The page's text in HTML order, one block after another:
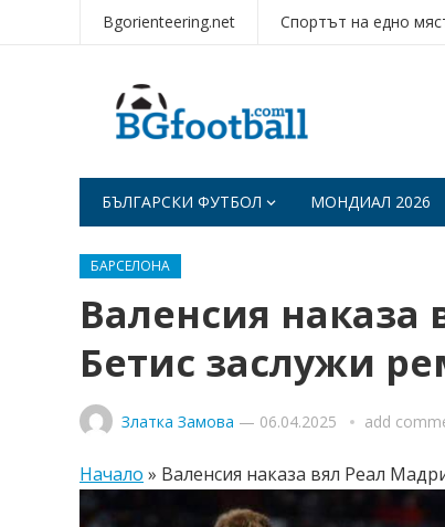
Bgorienteering.net Спортът на едно
БЪЛГАРСКИ ФУТБОЛ МОНДИАЛ 2026
БАРСЕЛОНА
Валенсия наказа
Бетис заслужи
Златка Замова — 06.04.2025 add
Начало » Валенсия наказа вял Реал